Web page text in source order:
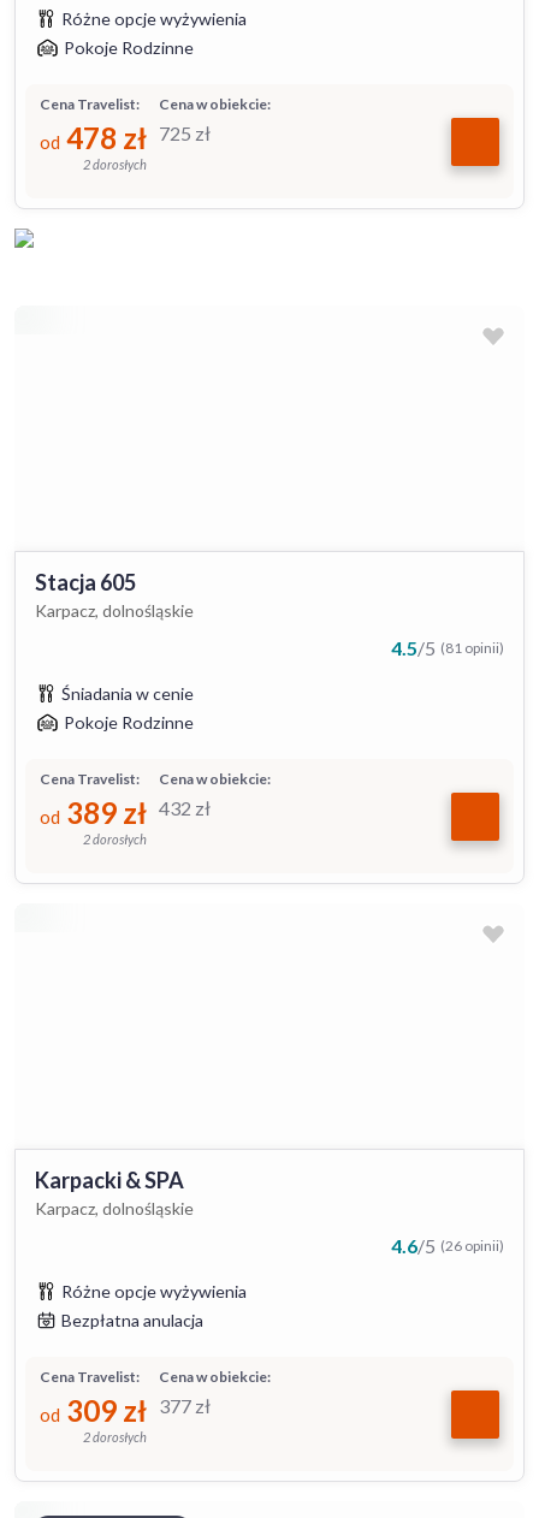
Różne opcje wyżywienia
Pokoje Rodzinne
Cena w obiekcie:
725 zł
Cena Travelist:
od 478 zł
2 dorosłych
Stacja 605
Karpacz, dolnośląskie
4.5/5 (81 opinii)
Śniadania w cenie
Pokoje Rodzinne
Cena w obiekcie:
432 zł
Cena Travelist:
od 389 zł
2 dorosłych
Karpacki & SPA
Karpacz, dolnośląskie
4.6/5 (26 opinii)
Różne opcje wyżywienia
Bezpłatna anulacja
Cena w obiekcie:
377 zł
Cena Travelist:
od 309 zł
2 dorosłych